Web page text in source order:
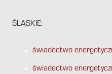
ŚLĄSKIE:
świadectwo
świadectwo